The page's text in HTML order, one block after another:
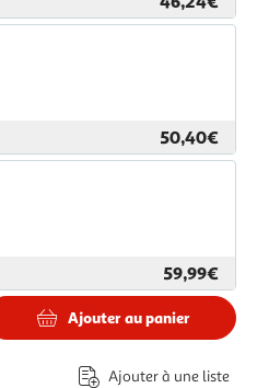
50,40€
59,99€
Ajouter au panier
Ajouter à une liste